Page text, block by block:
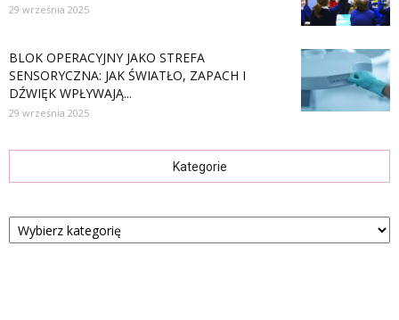
29 września 2025
BLOK OPERACYJNY JAKO STREFA
SENSORYCZNA: JAK ŚWIATŁO, ZAPACH I
DŹWIĘK WPŁYWAJĄ...
29 września 2025
Kategorie
Kategorie